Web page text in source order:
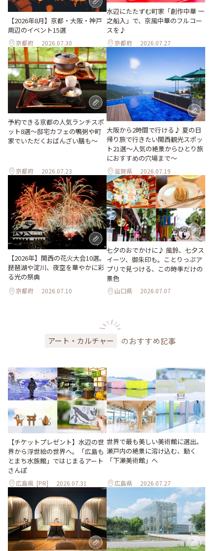
【2026年8月】京都・大阪・神戸
周辺のイベント15選
京都府 2026.07.30
水辺にたたずむ町家「創作中華 一
之船入」で、京風中華のフルコー
スを♪
京都府 2026.07.27
予約できる京都の人気ランチスポ
ット8選～邸宅カフェの鴨粥や町
家でいただくおばんざい膳も～
京都府 2026.07.23
大阪から2時間で行ける♪ 夏の日
帰り旅で行きたい関西観光スポッ
ト21選～人気の絶景からひとり旅
におすすめの穴場まで～
滋賀県 2026.07.19
【2026年】関西の花火大会10選。
琵琶湖や淀川、夜空を華やかに彩
る光の祭典
京都府 2026.07.10
七夕のおでかけに♪ 風鈴、七夕ス
イーツ、御朱印も。ことりっぷア
プリで見つける、この時季だけの
景色
山口県 2026.07.07
アート・カルチャー のおすすめ記事
【チケットプレゼント】水辺の世
界から浮世絵の世界へ。「広島も
とまち水族館」ではじまるアート
さんぽ
広島県 [PR] 2026.07.31
世界で最も美しい美術館に選出。
瀬戸内の絶景に溶け込む、動く
「下瀬美術館」へ
広島県 2026.07.27